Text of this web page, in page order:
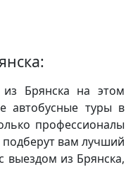
из Брянска на этом
автобусные туры в
профессионалы
вам лучший
выездом из Брянска,